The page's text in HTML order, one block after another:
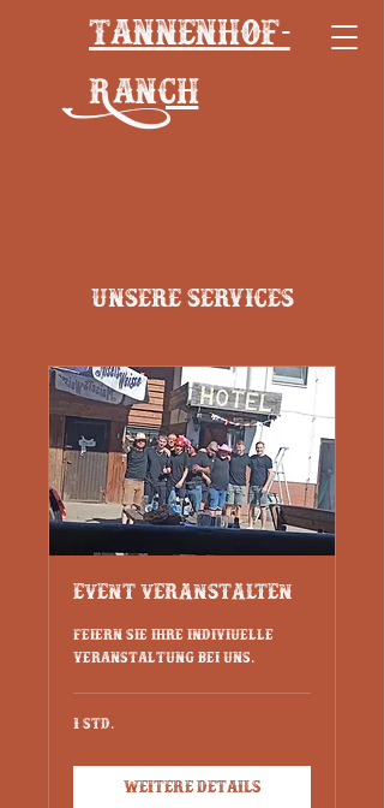
Tannenhof-
Ranch
Unsere Services
Event Veranstalten
Feiern sie ihre indiviuelle
Veranstaltung bei uns.
1 Std.
Weitere Details